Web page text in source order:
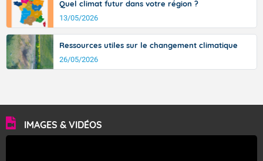
Quel climat futur dans votre région ?
13/05/2026
Ressources utiles sur le changement climatique
26/05/2026
IMAGES & VIDÉOS